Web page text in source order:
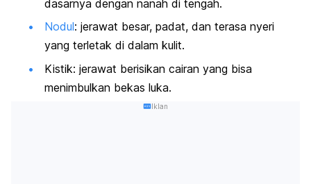
dasarnya dengan nanah di tengah.
Nodul: jerawat besar, padat, dan terasa nyeri
yang terletak di dalam kulit.
Kistik: jerawat berisikan cairan yang bisa
menimbulkan bekas luka.
Iklan